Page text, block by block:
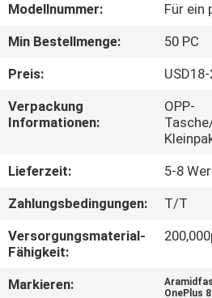
ÜBER
UNS
UNS
NACHRICHTEN
FÄLLE
Modellnummer:
Für ein
Min Bestellmenge:
50 PC
Preis:
Verpackung
Informationen:
OPP-
Lieferzeit:
5-8
Zahlungsbedingungen:
T/T
Versorgungsmaterial-
Fähigkeit:
Markieren:
OnePlus